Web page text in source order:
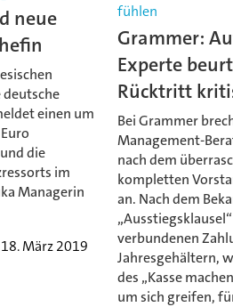
neue
einen um
die
im
Managerin
18. März 2019
fühlen
Grammer:
Experte
Rücktritt
Bei Grammer
Management-
nach dem
kompletten
an. Nach dem
verbundenen
Jahresgehältern,
des „Kasse
um sich greifen,